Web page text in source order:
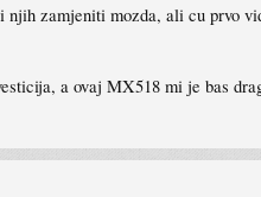
zamjeniti mozda, ali cu prvo
a ovaj MX518 mi je bas